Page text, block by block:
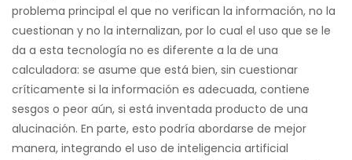
problema principal el que no verifican la información, no la
cuestionan y no la internalizan, por lo cual el uso que se le
da a esta tecnología no es diferente a la de una
calculadora: se asume que está bien, sin cuestionar
críticamente si la información es adecuada, contiene
sesgos o peor aún, si está inventada producto de una
alucinación. En parte, esto podría abordarse de mejor
manera, integrando el uso de inteligencia artificial